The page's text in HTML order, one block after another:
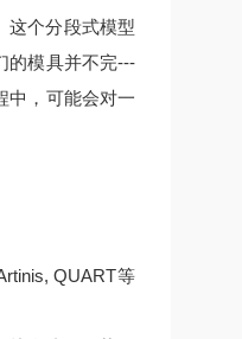
这个分段式模型
的模具并不完---
中，可能会对一
QUART等